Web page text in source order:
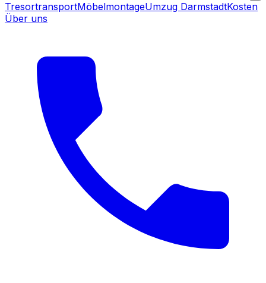
TresortransportMöbelmontageUmzug DarmstadtKosten
Über uns